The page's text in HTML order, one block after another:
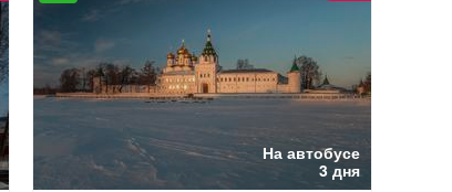
На автобусе
3 дня